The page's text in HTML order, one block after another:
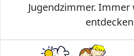
Jugendzimmer. Immer